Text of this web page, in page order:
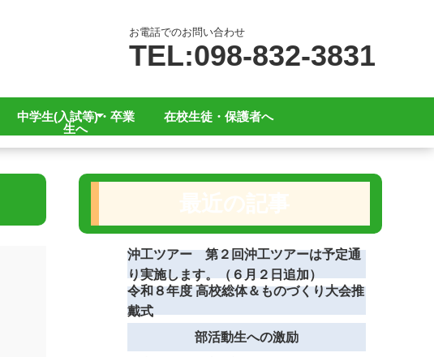
お電話でのお問い合わせ
TEL:098-832-3831
中学生(入試等)・卒業
生へ
在校生徒・保護者へ
沖工ツアー 第２回沖工ツアーは予定通
り実施します。（６月２日追加）
令和８年度 高校総体＆ものづくり大会推
戴式
部活動生への激励